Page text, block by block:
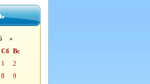
»
Сб Вс
1
2
8
9